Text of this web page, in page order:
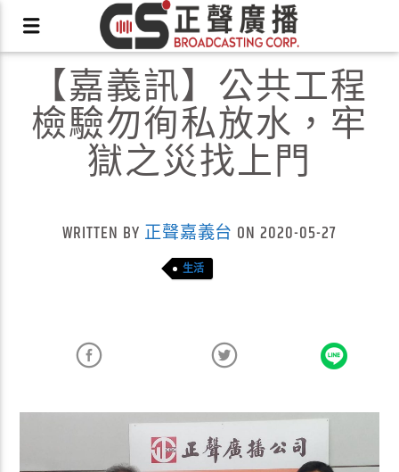
【嘉義訊】公共工程
檢驗勿徇私放水，牢
獄之災找上門
WRITTEN BY 正聲嘉義台 ON 2020-05-27
生活